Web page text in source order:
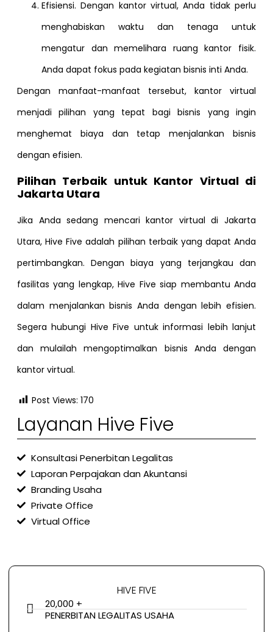
Efisiensi. Dengan kantor virtual, Anda tidak perlu
menghabiskan waktu dan tenaga untuk
mengatur dan memelihara ruang kantor fisik.
Anda dapat fokus pada kegiatan bisnis inti Anda.
Dengan manfaat-manfaat tersebut, kantor virtual
menjadi pilihan yang tepat bagi bisnis yang ingin
menghemat biaya dan tetap menjalankan bisnis
dengan efisien.
Pilihan Terbaik untuk Kantor Virtual di
Jakarta Utara
Jika Anda sedang mencari kantor virtual di Jakarta
Utara, Hive Five adalah pilihan terbaik yang dapat Anda
pertimbangkan. Dengan biaya yang terjangkau dan
fasilitas yang lengkap, Hive Five siap membantu Anda
dalam menjalankan bisnis Anda dengan lebih efisien.
Segera hubungi Hive Five untuk informasi lebih lanjut
dan mulailah mengoptimalkan bisnis Anda dengan
kantor virtual.
Post Views: 170
Layanan Hive Five
Konsultasi Penerbitan Legalitas
Laporan Perpajakan dan Akuntansi
Branding Usaha
Private Office
Virtual Office
HIVE FIVE
20,000 +
PENERBITAN LEGALITAS USAHA